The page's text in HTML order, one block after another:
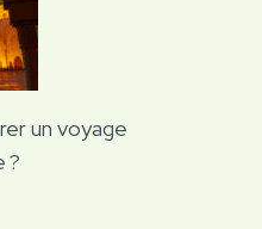
un voyage
?